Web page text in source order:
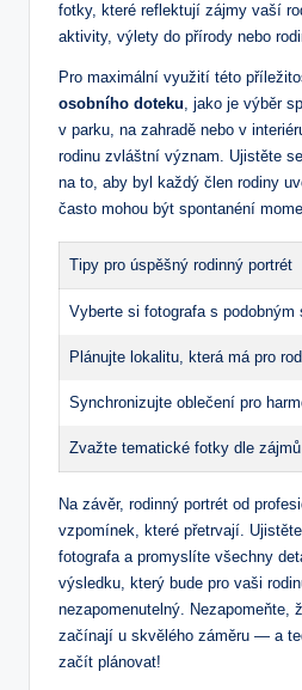
fotky, které reflektují zájmy vaší
aktivity, výlety do přírody nebo
Pro maximální využití této
osobního doteku, jako je výběr
v parku, na zahradě nebo v
rodinu zvláštní význam. Ujistěte
na to, aby byl každý člen rodiny
často mohou být spontanéní
Tipy pro úspěšný rodinný portrét
Vyberte si fotografa s podobným
Plánujte lokalitu, která má pro
Synchronizujte oblečení pro
Zvažte tematické fotky dle
Na závěr, rodinný portrét od
vzpomínek, které přetrvají.
fotografa a promyslíte všechny
výsledku, který bude pro vaši
nezapomenutelný. Nezapomeňte,
začínají u skvělého záměru — a
začít plánovat!